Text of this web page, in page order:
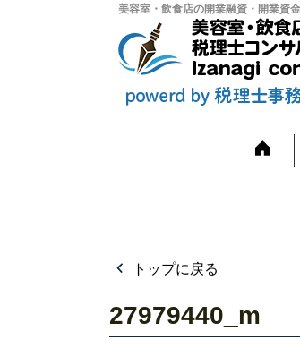
美容室・飲食店の開業融資・開業資
トップに戻る
27979440_m